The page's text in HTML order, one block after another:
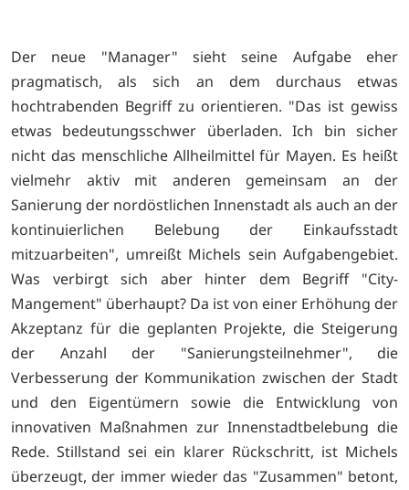
Der neue "Manager" sieht seine Aufgabe eher
pragmatisch, als sich an dem durchaus etwas
hochtrabenden Begriff zu orientieren. "Das ist gewiss
etwas bedeutungsschwer überladen. Ich bin sicher
nicht das menschliche Allheilmittel für Mayen. Es heißt
vielmehr aktiv mit anderen gemeinsam an der
Sanierung der nordöstlichen Innenstadt als auch an der
kontinuierlichen Belebung der Einkaufsstadt
mitzuarbeiten", umreißt Michels sein Aufgabengebiet.
Was verbirgt sich aber hinter dem Begriff "City-
Mangement" überhaupt? Da ist von einer Erhöhung der
Akzeptanz für die geplanten Projekte, die Steigerung
der Anzahl der "Sanierungsteilnehmer", die
Verbesserung der Kommunikation zwischen der Stadt
und den Eigentümern sowie die Entwicklung von
innovativen Maßnahmen zur Innenstadtbelebung die
Rede. Stillstand sei ein klarer Rückschritt, ist Michels
überzeugt, der immer wieder das "Zusammen" betont,